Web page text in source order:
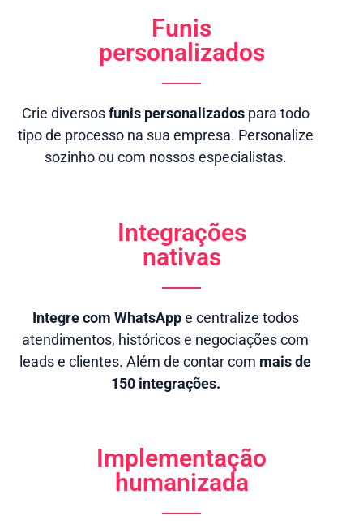
Funis
personalizados
Crie diversosfunis personalizadospara todo
tipo de processo na sua empresa. Personalize
sozinho ou com nossos especialistas.
Integrações
nativas
Integre com WhatsAppe centralize todos
atendimentos, históricos e negociações com
leads e clientes. Além de contar com mais de
150 integrações.
Implementação
humanizada